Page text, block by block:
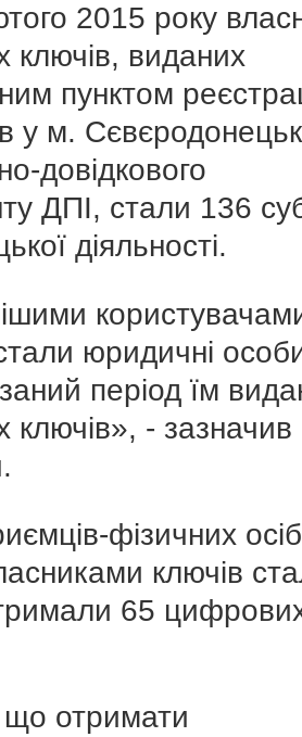
2015 року
ключів, виданих
пунктом
у м.
довідкового
ДПІ, стали 136
діяльності.
юридичні
період їм
ключів», - зазначив
фізичних
ключів
65
отримати